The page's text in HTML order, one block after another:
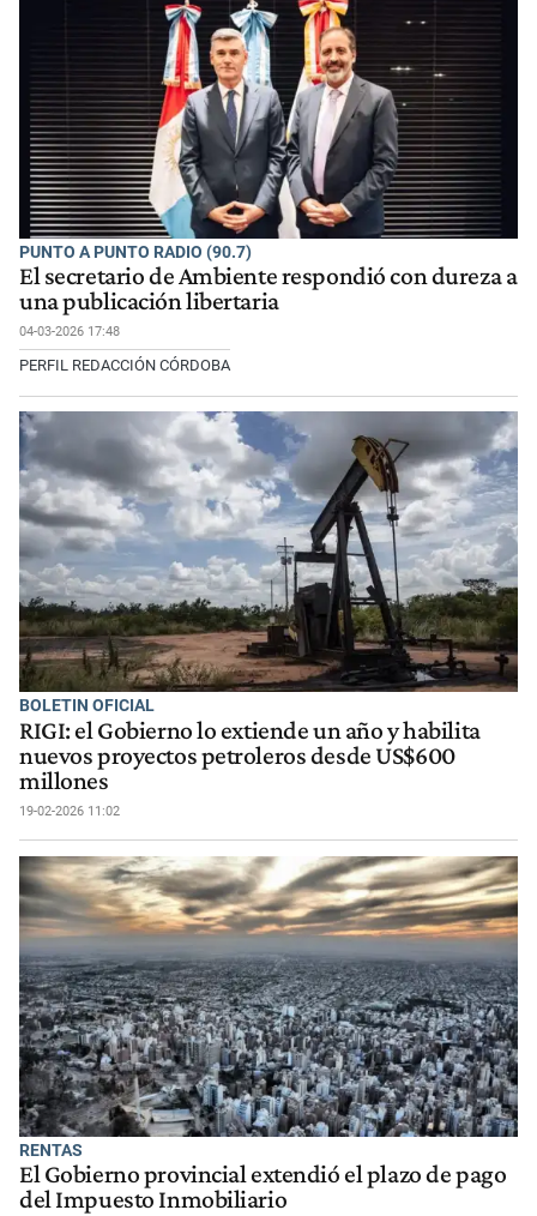
PUNTO A PUNTO RADIO (90.7)
El secretario de Ambiente respondió con dureza a
una publicación libertaria
04-03-2026 17:48
PERFIL REDACCIÓN CÓRDOBA
BOLETIN OFICIAL
RIGI: el Gobierno lo extiende un año y habilita
nuevos proyectos petroleros desde US$600
millones
19-02-2026 11:02
RENTAS
El Gobierno provincial extendió el plazo de pago
del Impuesto Inmobiliario